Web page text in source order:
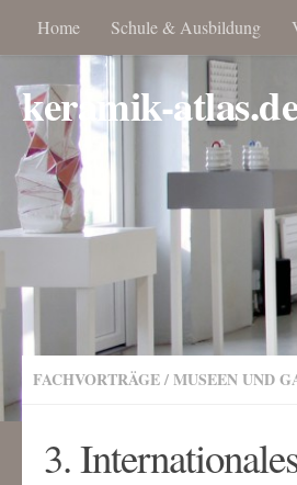
Home Schule & Ausbildung
keramik-atlas.de
FACHVORTRÄGE/MUSEEN UND
3.